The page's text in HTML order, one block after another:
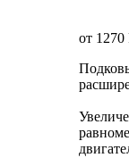
от 1270